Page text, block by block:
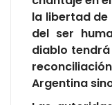
la libertad de
del ser
diablo
Argentina